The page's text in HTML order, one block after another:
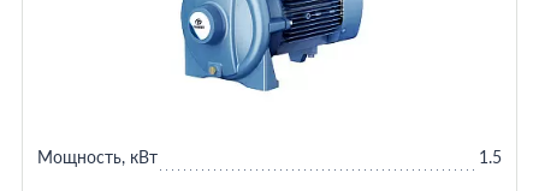
Мощность, кВт 1.5